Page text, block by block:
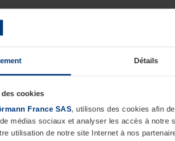
Détails
cookies
France SAS, utilisons des cookies afin
médias sociaux et analyser les accès à notre
utilisation de notre site Internet à nos